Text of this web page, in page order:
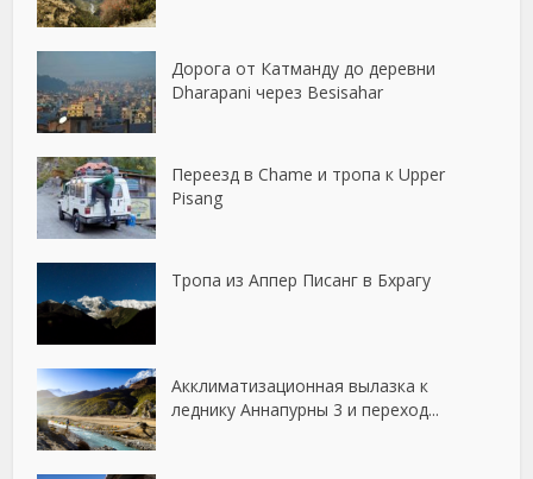
Дорога от Катманду до деревни
Dharapani через Besisahar
Переезд в Chame и тропа к Upper
Pisang
Тропа из Аппер Писанг в Бхрагу
Акклиматизационная вылазка к
леднику Аннапурны 3 и переход...